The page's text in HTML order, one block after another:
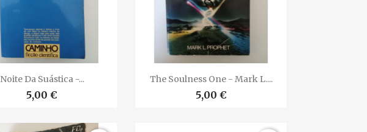
Vista rápida
Noite Da Suástica -...
5,00 €
Vista rápida
The Soulness One - Mark L....
5,00 €